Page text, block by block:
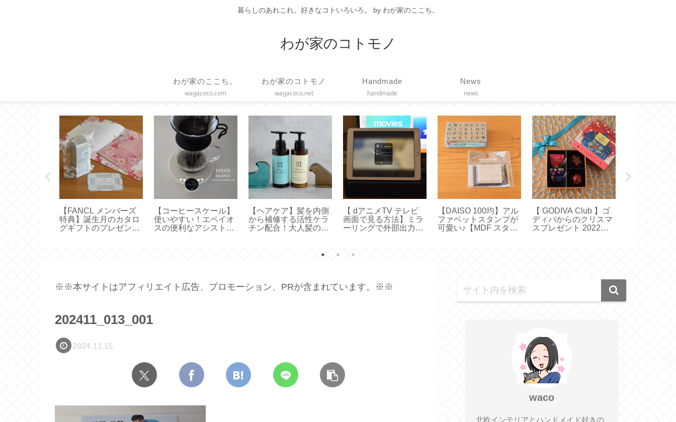
暮らしのあれこれ。好きなコトいろいろ。 by わが家のここち。
わが家のコトモノ
わが家のここち。
wagacoco.com
わが家のコトモノ
wagacoco.net
Handmade
handmade
News
news
【スターバックス】グ
ラスドリップコーヒー
メーカー買いました
【 COLLEND 】ワイヤ
ーバスケットトロリー
で便利な見せる収納
【チェアシート】正し
い姿勢で疲れ軽減！ド
イツ生まれのコンフォ
100均◇手軽で便利な
マスキングテープカッ
ター2種【DAISO マグ
【エコバッグ】大小ど
っちが便利？ボールア
ンドチェーンのLサイ
【固形ハンドクリー
ム】エディンバラナチ
ュラルスキンケア
※※本サイトはアフィリエイト広告、プロモーション、PRが含まれています。※※
202411_013_001
2024.11.15
waco
北欧インテリアとハンドメイド好きの